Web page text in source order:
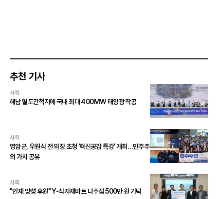
추천 기사
사회
해남 혈도간척지에 국내 최대 400MW 태양광 착공
사회
영암군, 우원식 전 의장 초청 ‘혁신공감 특강’ 개최…민주주
의 가치 공유
사회
"인재 양성 후원" Y-식자재마트 나주점 500만 원 기탁